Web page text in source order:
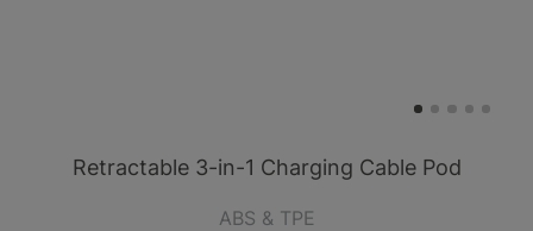
Retractable 3-in-1 Charging Cable Pod
ABS & TPE